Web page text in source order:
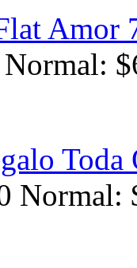
Amor
Normal:
Normal: